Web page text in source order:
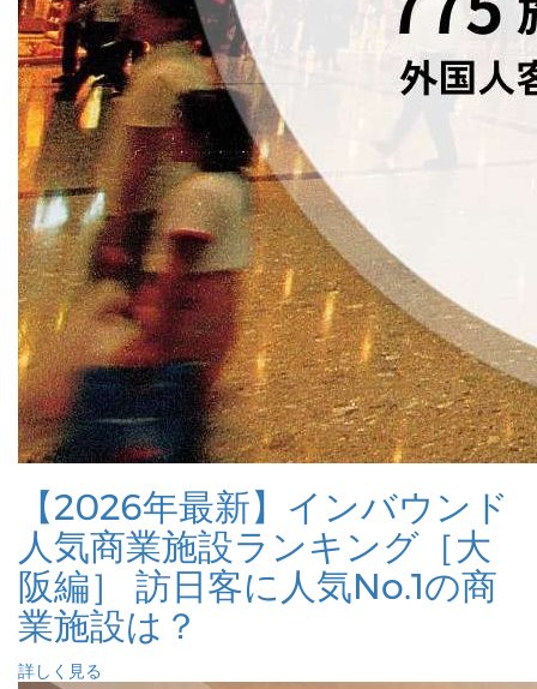
【2026年最新】インバウンド
人気商業施設ランキング［大
阪編］ 訪日客に人気No.1の商
業施設は？
詳しく見る